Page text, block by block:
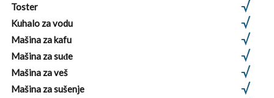
Toster
Kuhalo za vodu
Mašina za kafu
Mašina za suđe
Mašina za veš
Mašina za sušenje